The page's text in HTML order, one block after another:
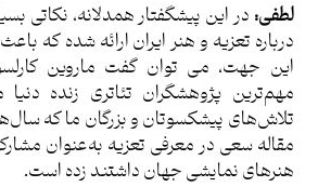
لطفی: در این پیشگفتار همدلانه، نکاتی
درباره تعزیه و هنر ایران ارائه شده که
این جهت، می توان گفت ماروین
مهم‌ترین پژوهشگران تئاتری زنده
تلاش‌های پیشکسوتان و بزرگان ما که
مقاله سعی در معرفی تعزیه به‌عنوان
هنرهای نمایشی جهان داشتند زده است.